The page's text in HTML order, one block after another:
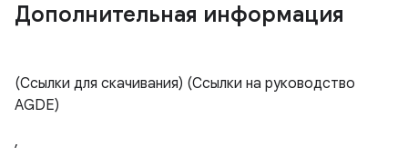
Дополнительная информация
(Ссылки для скачивания) (Ссылки на руководство
AGDE)
,